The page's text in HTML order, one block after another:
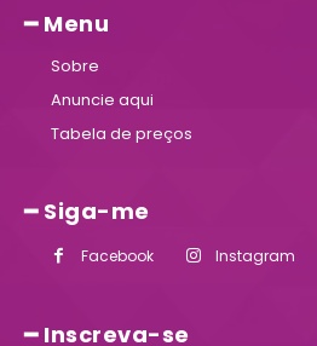
━ Menu
Sobre
Anuncie aqui
Tabela de preços
━ Siga-me
Facebook Instagram
━ Inscreva-se